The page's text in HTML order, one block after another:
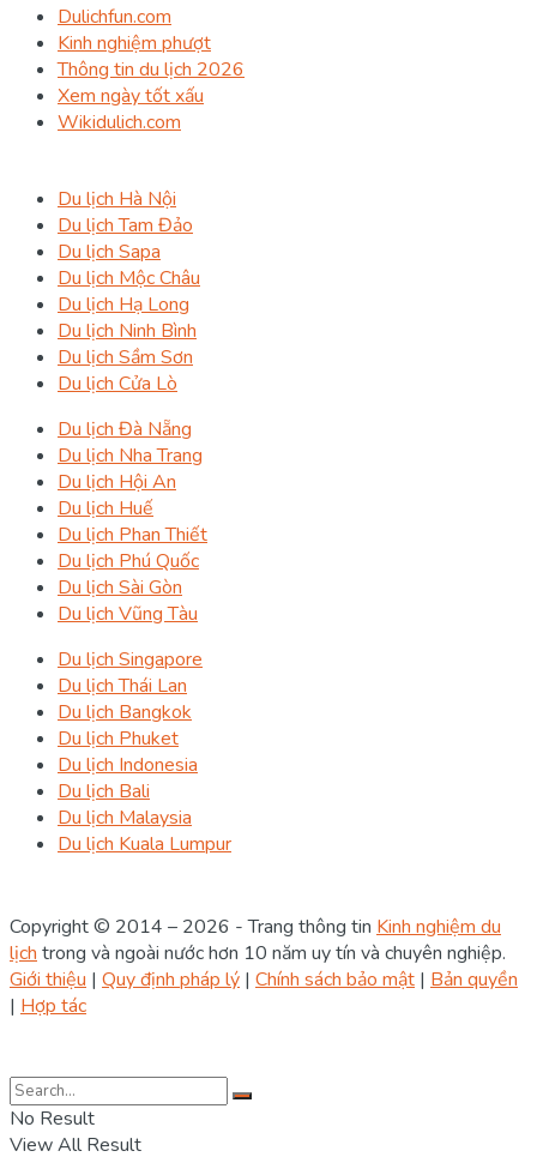
Dulichfun.com
Kinh nghiệm phượt
Thông tin du lịch 2026
Xem ngày tốt xấu
Wikidulich.com
Du lịch Hà Nội
Du lịch Tam Đảo
Du lịch Sapa
Du lịch Mộc Châu
Du lịch Hạ Long
Du lịch Ninh Bình
Du lịch Sầm Sơn
Du lịch Cửa Lò
Du lịch Đà Nẵng
Du lịch Nha Trang
Du lịch Hội An
Du lịch Huế
Du lịch Phan Thiết
Du lịch Phú Quốc
Du lịch Sài Gòn
Du lịch Vũng Tàu
Du lịch Singapore
Du lịch Thái Lan
Du lịch Bangkok
Du lịch Phuket
Du lịch Indonesia
Du lịch Bali
Du lịch Malaysia
Du lịch Kuala Lumpur
Copyright © 2014 – 2026 - Trang thông tin Kinh nghiệm du
lịch trong và ngoài nước hơn 10 năm uy tín và chuyên nghiệp.
Giới thiệu | Quy định pháp lý | Chính sách bảo mật | Bản quyền
| Hợp tác
No Result
View All Result